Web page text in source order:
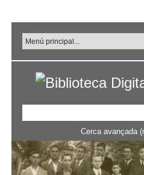
principal
Cerca avançada